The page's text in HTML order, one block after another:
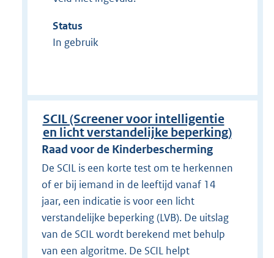
Status
In gebruik
SCIL (Screener voor intelligentie
en licht verstandelijke beperking)
Raad voor de Kinderbescherming
De SCIL is een korte test om te herkennen
of er bij iemand in de leeftijd vanaf 14
jaar, een indicatie is voor een licht
verstandelijke beperking (LVB). De uitslag
van de SCIL wordt berekend met behulp
van een algoritme. De SCIL helpt